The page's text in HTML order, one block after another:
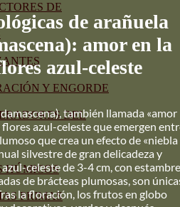
DE
Y ENGORDE
DEL
HÚMICOS
PRIMAS
de arañuela
amor en la
azul-celeste
también llamada «amor
flores azul-celeste que emergen
que crea un efecto de «niebla
silvestre de gran delicadeza y
celeste de 3-4 cm, con
de brácteas plumosas, son
la floración, los frutos en globo